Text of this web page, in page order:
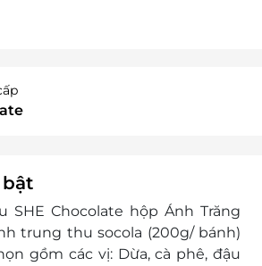
SHE Chocolate hộp Ánh Trăng
trung thu socola (200g/ bánh)
gồm các vị: Dừa, cà phê, đậu